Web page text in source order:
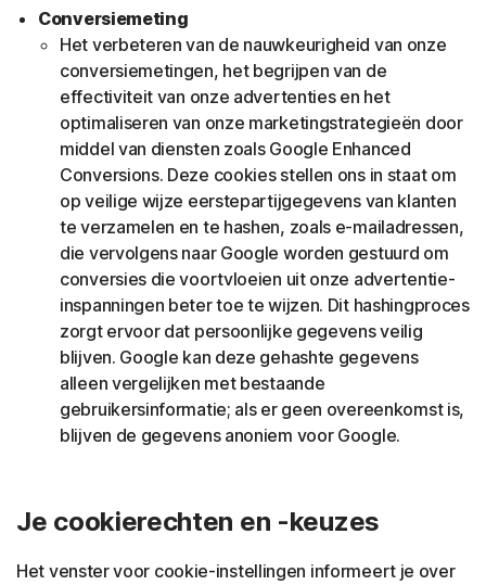
Conversiemeting
Het verbeteren van de nauwkeurigheid van onze
conversiemetingen, het begrijpen van de
effectiviteit van onze advertenties en het
optimaliseren van onze marketingstrategieën door
middel van diensten zoals Google Enhanced
Conversions. Deze cookies stellen ons in staat om
op veilige wijze eerstepartijgegevens van klanten
te verzamelen en te hashen, zoals e-mailadressen,
die vervolgens naar Google worden gestuurd om
conversies die voortvloeien uit onze advertentie-
inspanningen beter toe te wijzen. Dit hashingproces
zorgt ervoor dat persoonlijke gegevens veilig
blijven. Google kan deze gehashte gegevens
alleen vergelijken met bestaande
gebruikersinformatie; als er geen overeenkomst is,
blijven de gegevens anoniem voor Google.
Je cookierechten en -keuzes
Het venster voor cookie-instellingen informeert je over